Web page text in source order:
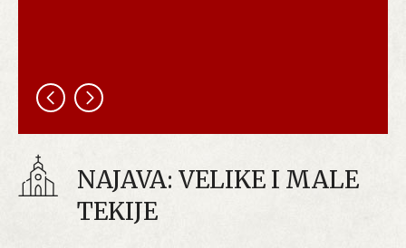
NAJAVA: VELIKE I MALE
TEKIJE